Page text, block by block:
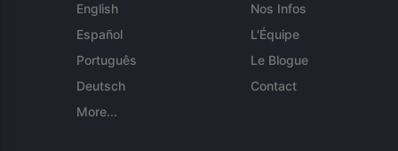
English
Español
Português
Deutsch
More...
Nos Infos
L'Équipe
Le Blogue
Contact